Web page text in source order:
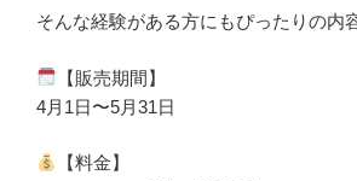
そんな経験がある方にもぴったりの内
【販売期間】
4月1日〜5月31日
【料金】